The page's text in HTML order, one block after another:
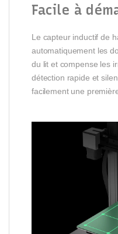
Facile à
Le capteur inductif de
automatiquement les
du lit et compense les
détection rapide et
facilement une